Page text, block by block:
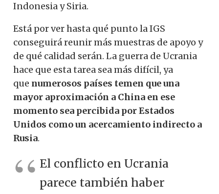
Indonesia y Siria.
Está por ver hasta qué punto la IGS
conseguirá reunir más muestras de apoyo y
de qué calidad serán. La guerra de Ucrania
hace que esta tarea sea más difícil, ya
que numerosos países temen que una
mayor aproximación a China en ese
momento sea percibida por Estados
Unidos como un acercamiento indirecto a
Rusia.
El conflicto en Ucrania
parece también haber